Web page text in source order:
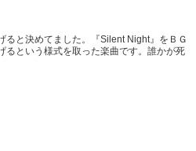
ると決めてました。『Silent Night』をＢＧ
るという様式を取った楽曲です。誰かが死